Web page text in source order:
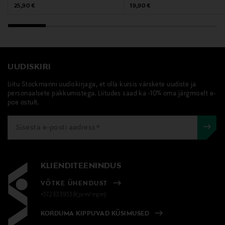
serveerimiskauss, Manufacture Ice, lauanõud
Original Price
25,90 €
Original Price
19,90 €
UUDISKIRI
Liitu Stockmanni uudiskirjaga, et olla kursis värskete uudiste ja
personaalsete pakkumistega. Liitudes saad ka -10% oma järgmiselt e-
poe ostult.
KLIENDITEENINDUS
VÕTKE ÜHENDUST
+372 6339539(pvm/mpm)
KORDUMA KIPPUVAD KÜSIMUSED